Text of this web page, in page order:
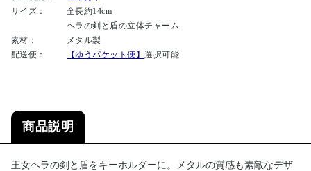
サイズ：
全長約14cm
ヘラの剣と盾の立体チャーム
素材：
メタル製
配送便：
【ゆうパケット便】選択可能
商品説明
王女ヘラの剣と盾をキーホルダーに。メタルの質感も素敵なデザ